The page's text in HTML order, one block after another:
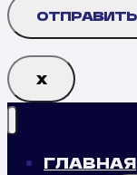
Х
ГЛАВНАЯ